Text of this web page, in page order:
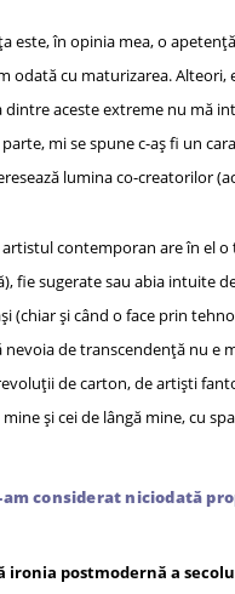
este, în opinia mea, o
odată cu maturizarea. Alteori,
dintre aceste extreme nu mă
mi se spune c-aș fi un
lumina co-creatorilor
contemporan are în el
fie sugerate sau abia intuite
(chiar și când o face prin
nevoia de transcendență nu e
de carton, de artiști
și cei de lângă mine, cu
am considerat niciodată
ironia postmodernă a